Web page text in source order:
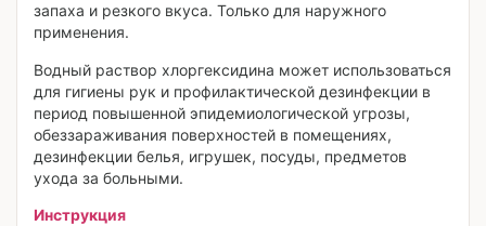
запаха и резкого вкуса. Только для наружного
применения.
Водный раствор хлоргексидина может использоваться
для гигиены рук и профилактической дезинфекции в
период повышенной эпидемиологической угрозы,
обеззараживания поверхностей в помещениях,
дезинфекции белья, игрушек, посуды, предметов
ухода за больными.
Инструкция